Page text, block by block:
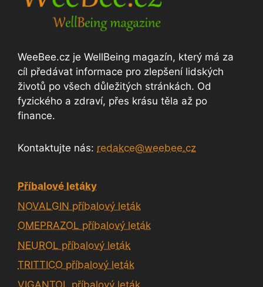
WeeBee.cz je WellBeing magazín, který má za
cíl předávat informace pro zlepšení lidských
životů po všech důležitých stránkách. Od
fyzického a zdraví, přes krásu těla až po
finance.
Kontaktujte nás: redakce@weebee.cz
Příbalové letáky
NOVALGIN příbalový leták
OMEPRAZOL příbalový leták
NEUROL příbalový leták
TRITTICO příbalový leták
VIGANTOL příbalový leták